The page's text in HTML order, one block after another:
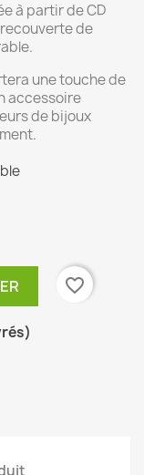
à partir de CD
de
une touche de
accessoire
de bijoux
favorite_border